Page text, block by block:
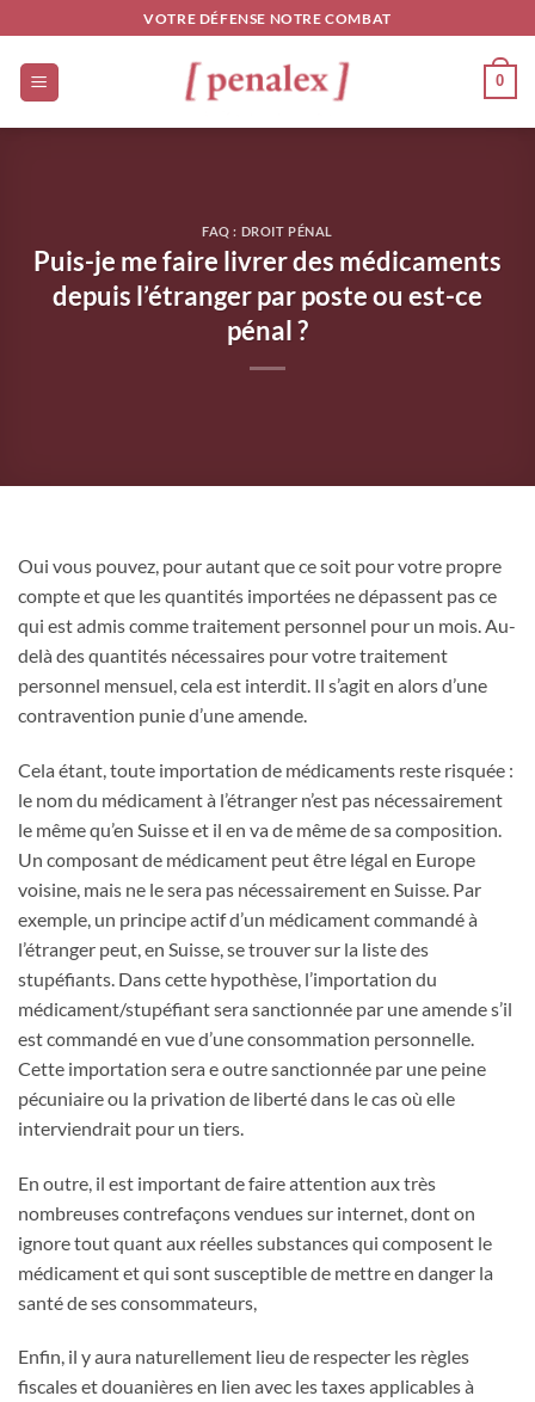
au
contenu
VOTRE DÉFENSE NOTRE COMBAT
0
FAQ : DROIT PÉNAL
Puis-je me faire livrer des médicaments
depuis l’étranger par poste ou est-ce
pénal ?
Oui vous pouvez, pour autant que ce soit pour votre propre
compte et que les quantités importées ne dépassent pas ce
qui est admis comme traitement personnel pour un mois. Au-
delà des quantités nécessaires pour votre traitement
personnel mensuel, cela est interdit. Il s’agit en alors d’une
contravention punie d’une amende.
Cela étant, toute importation de médicaments reste risquée :
le nom du médicament à l’étranger n’est pas nécessairement
le même qu’en Suisse et il en va de même de sa composition.
Un composant de médicament peut être légal en Europe
voisine, mais ne le sera pas nécessairement en Suisse. Par
exemple, un principe actif d’un médicament commandé à
l’étranger peut, en Suisse, se trouver sur la liste des
stupéfiants. Dans cette hypothèse, l’importation du
médicament/stupéfiant sera sanctionnée par une amende s’il
est commandé en vue d’une consommation personnelle.
Cette importation sera e outre sanctionnée par une peine
pécuniaire ou la privation de liberté dans le cas où elle
interviendrait pour un tiers.
En outre, il est important de faire attention aux très
nombreuses contrefaçons vendues sur internet, dont on
ignore tout quant aux réelles substances qui composent le
médicament et qui sont susceptible de mettre en danger la
santé de ses consommateurs,
Enfin, il y aura naturellement lieu de respecter les règles
fiscales et douanières en lien avec les taxes applicables à